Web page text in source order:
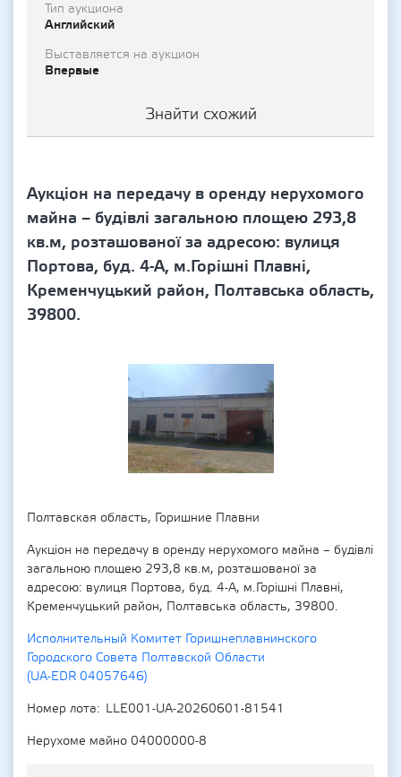
Тип аукциона
Английский
Выставляется на аукцион
Впервые
Знайти схожий
Аукціон на передачу в оренду нерухомого
майна – будівлі загальною площею 293,8
кв.м, розташованої за адресою: вулиця
Портова, буд. 4-А, м.Горішні Плавні,
Кременчуцький район, Полтавська область,
39800.
Полтавская область, Горишние Плавни
Аукціон на передачу в оренду нерухомого майна – будівлі
загальною площею 293,8 кв.м, розташованої за
адресою: вулиця Портова, буд. 4-А, м.Горішні Плавні,
Кременчуцький район, Полтавська область, 39800.
Исполнительный Комитет Горишнеплавнинского
Городского Совета Полтавской Области
(UA-EDR 04057646)
Номер лота
LLE001-UA-20260601-81541
Нерухоме майно 04000000-8